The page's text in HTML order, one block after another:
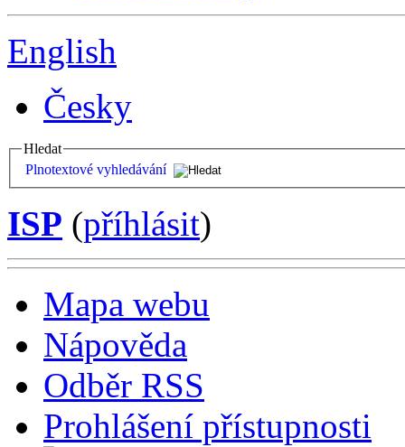
English
Česky
Hledat
Plnotextové vyhledávání
ISP (příhlásit)
Mapa webu
Nápověda
Odběr RSS
Prohlášení přístupnosti